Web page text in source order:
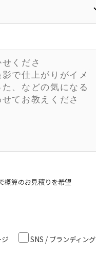
概算のお見積りを希望
ジ SNS / ブランディング